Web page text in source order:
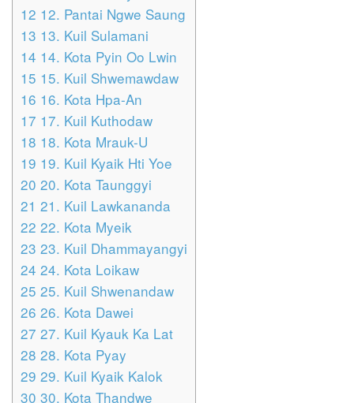
12 12. Pantai Ngwe Saung
13 13. Kuil Sulamani
14 14. Kota Pyin Oo Lwin
15 15. Kuil Shwemawdaw
16 16. Kota Hpa-An
17 17. Kuil Kuthodaw
18 18. Kota Mrauk-U
19 19. Kuil Kyaik Hti Yoe
20 20. Kota Taunggyi
21 21. Kuil Lawkananda
22 22. Kota Myeik
23 23. Kuil Dhammayangyi
24 24. Kota Loikaw
25 25. Kuil Shwenandaw
26 26. Kota Dawei
27 27. Kuil Kyauk Ka Lat
28 28. Kota Pyay
29 29. Kuil Kyaik Kalok
30 30. Kota Thandwe